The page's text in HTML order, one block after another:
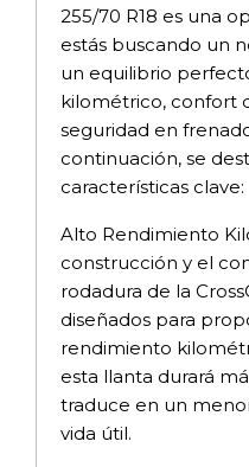
255/70 R18 es una
estás buscando un
un equilibrio
kilométrico, confort
seguridad en
continuación, se
características clave:
Alto Rendimiento
construcción y el
rodadura de la
diseñados para
rendimiento
esta llanta durará
traduce en un
vida útil.